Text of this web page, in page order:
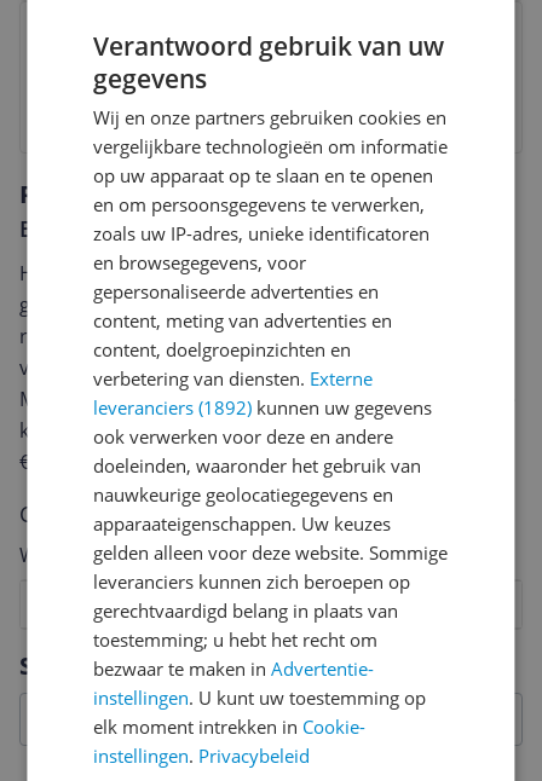
24 uurGratis verzending
Gratis verzending vanaf € 25,- | 30 Dagen Bedenktijd
Bekijk
Specificaties
Reviews
Er zijn nog geen reviews geschreven
Heb jij dit product in bezit en wil je graag je mening
geven? Start dan hieronder met het schrijven van je
review. Afhankelijk van de details duurt het schrijven
van een review gemiddeld tussen de 3 en 10 minuten.
Met jouw mening help je andere bezoekers een betere
keuze te maken én maak je iedere maand kans op
€250,-!
Klik hier voor de actievoorwaarden.
Cijfer
Welk cijfer geef jij dit product?
8
7
6
5
4
3
2
Vraag 1 van 4
Verantwoord gebruik van uw
gegevens
Wij en onze partners gebruiken cookies en
vergelijkbare technologieën om informatie
op uw apparaat op te slaan en te openen
en om persoonsgegevens te verwerken,
zoals uw IP-adres, unieke identificatoren
en browsegegevens, voor
gepersonaliseerde advertenties en
content, meting van advertenties en
content, doelgroepinzichten en
verbetering van diensten. Externe
leveranciers (1892) kunnen uw gegevens
ook verwerken voor deze en andere
doeleinden, waaronder het gebruik van
nauwkeurige geolocatiegegevens en
apparaateigenschappen. Uw keuzes
gelden alleen voor deze website. Sommige
leveranciers kunnen zich beroepen op
gerechtvaardigd belang in plaats van
toestemming; u hebt het recht om
bezwaar te maken inAdvertentie-
instellingen. U kunt uw toestemming op
elk moment intrekken in Cookie-
instellingen. Privacybeleid